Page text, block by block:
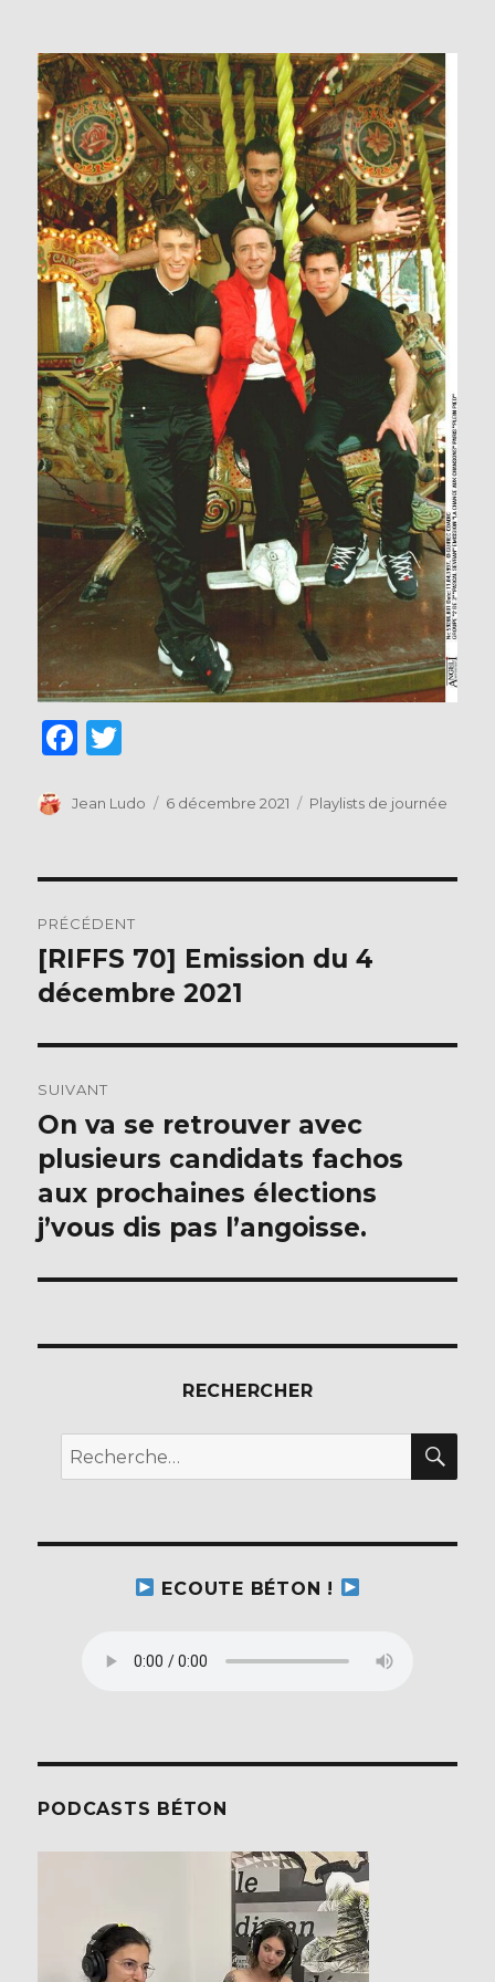
F
c
b
o
o
k
it
r
Auteur
Jean Ludo
Publié
6 décembre 2021 Catégories
Playlists de journée
de
l’article
PRÉCÉDENT
Publication
précédente :
[RIFFS 70] Emission du 4
décembre 2021
SUIVANT
Publication
suivante :
On va se retrouver avec
plusieurs candidats fachos
aux prochaines élections
j’vous dis pas l’angoisse.
RECHERCHER
Recherche
pour :
ECOUTE BÉTON !
PODCASTS BÉTON